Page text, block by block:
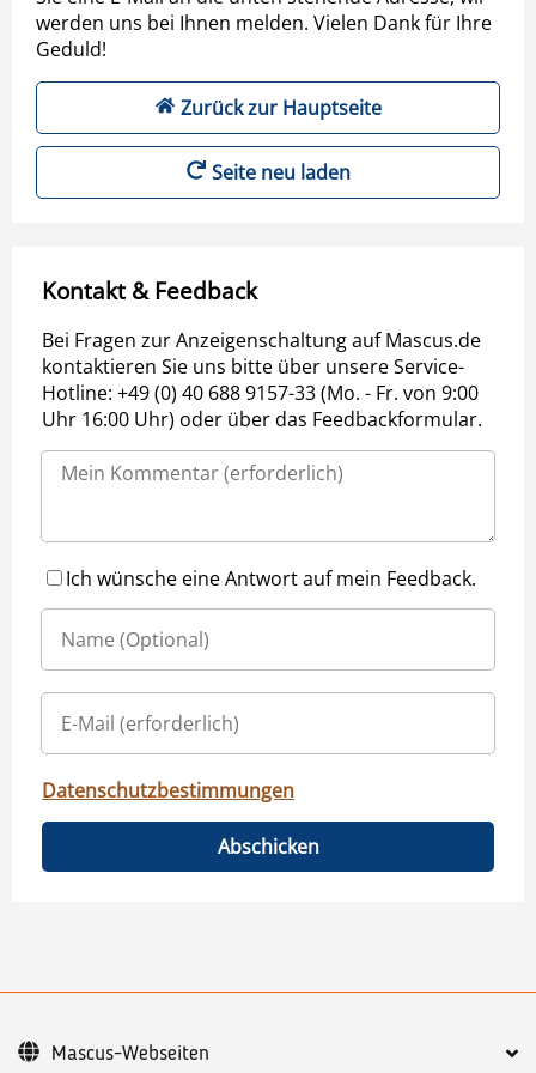
werden uns bei Ihnen melden. Vielen Dank für Ihre
Geduld!
Zurück zur Hauptseite
Seite neu laden
Kontakt & Feedback
Bei Fragen zur Anzeigenschaltung auf Mascus.de
kontaktieren Sie uns bitte über unsere Service-
Hotline: +49 (0) 40 688 9157-33 (Mo. - Fr. von 9:00
Uhr 16:00 Uhr) oder über das Feedbackformular.
Ich wünsche eine Antwort auf mein Feedback.
Datenschutzbestimmungen
Abschicken
Mascus-Webseiten